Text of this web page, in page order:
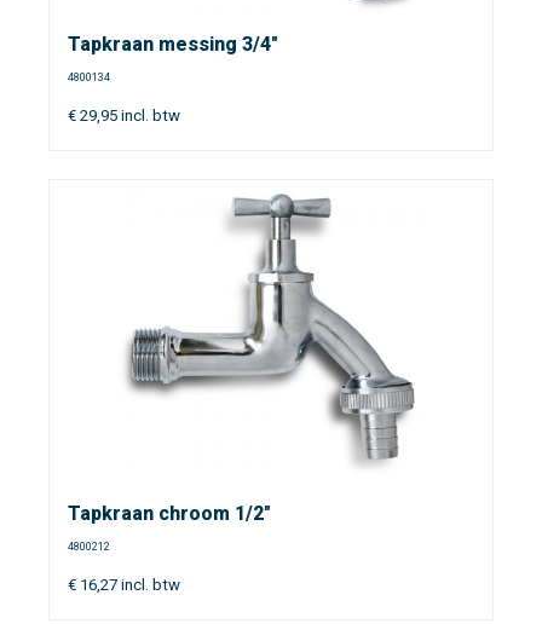
Tapkraan messing 3/4"
4800134
€ 29,95 incl. btw
Tapkraan chroom 1/2"
4800212
€ 16,27 incl. btw